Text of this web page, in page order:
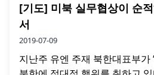
[기도] 미북 실무협상이 순
서
2019-07-09
지난주 유엔 주재 북한대표부가